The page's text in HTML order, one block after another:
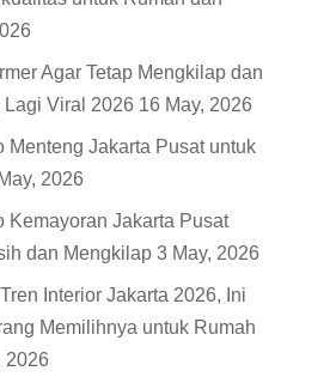
Agar Tetap Mengkilap dan
Lagi Viral 2026 16 May, 2026
Menteng Jakarta Pusat untuk
2026
Kemayoran Jakarta Pusat
dan Mengkilap 3 May, 2026
Interior Jakarta 2026, Ini
Memilihnya untuk Rumah
2026